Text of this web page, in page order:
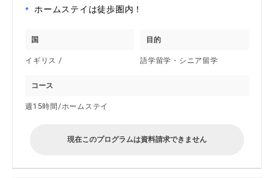
ホームステイは徒歩圏内！
国
イギリス /
目的
語学留学・シニア留学
コース
週15時間/ホームステイ
現在このプログラムは資料請求できません